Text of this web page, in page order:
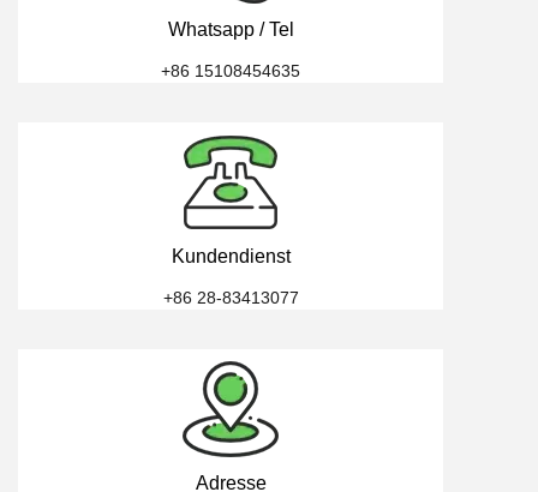
Whatsapp / Tel
+86 15108454635
Kundendienst
​​​​​​​+86 28-83413077
Adresse